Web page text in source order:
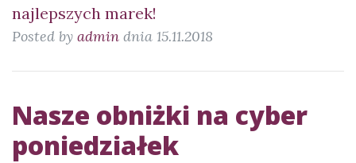
najlepszych marek!
Posted by admin dnia 15.11.2018
Nasze obniżki na cyber
poniedziałek